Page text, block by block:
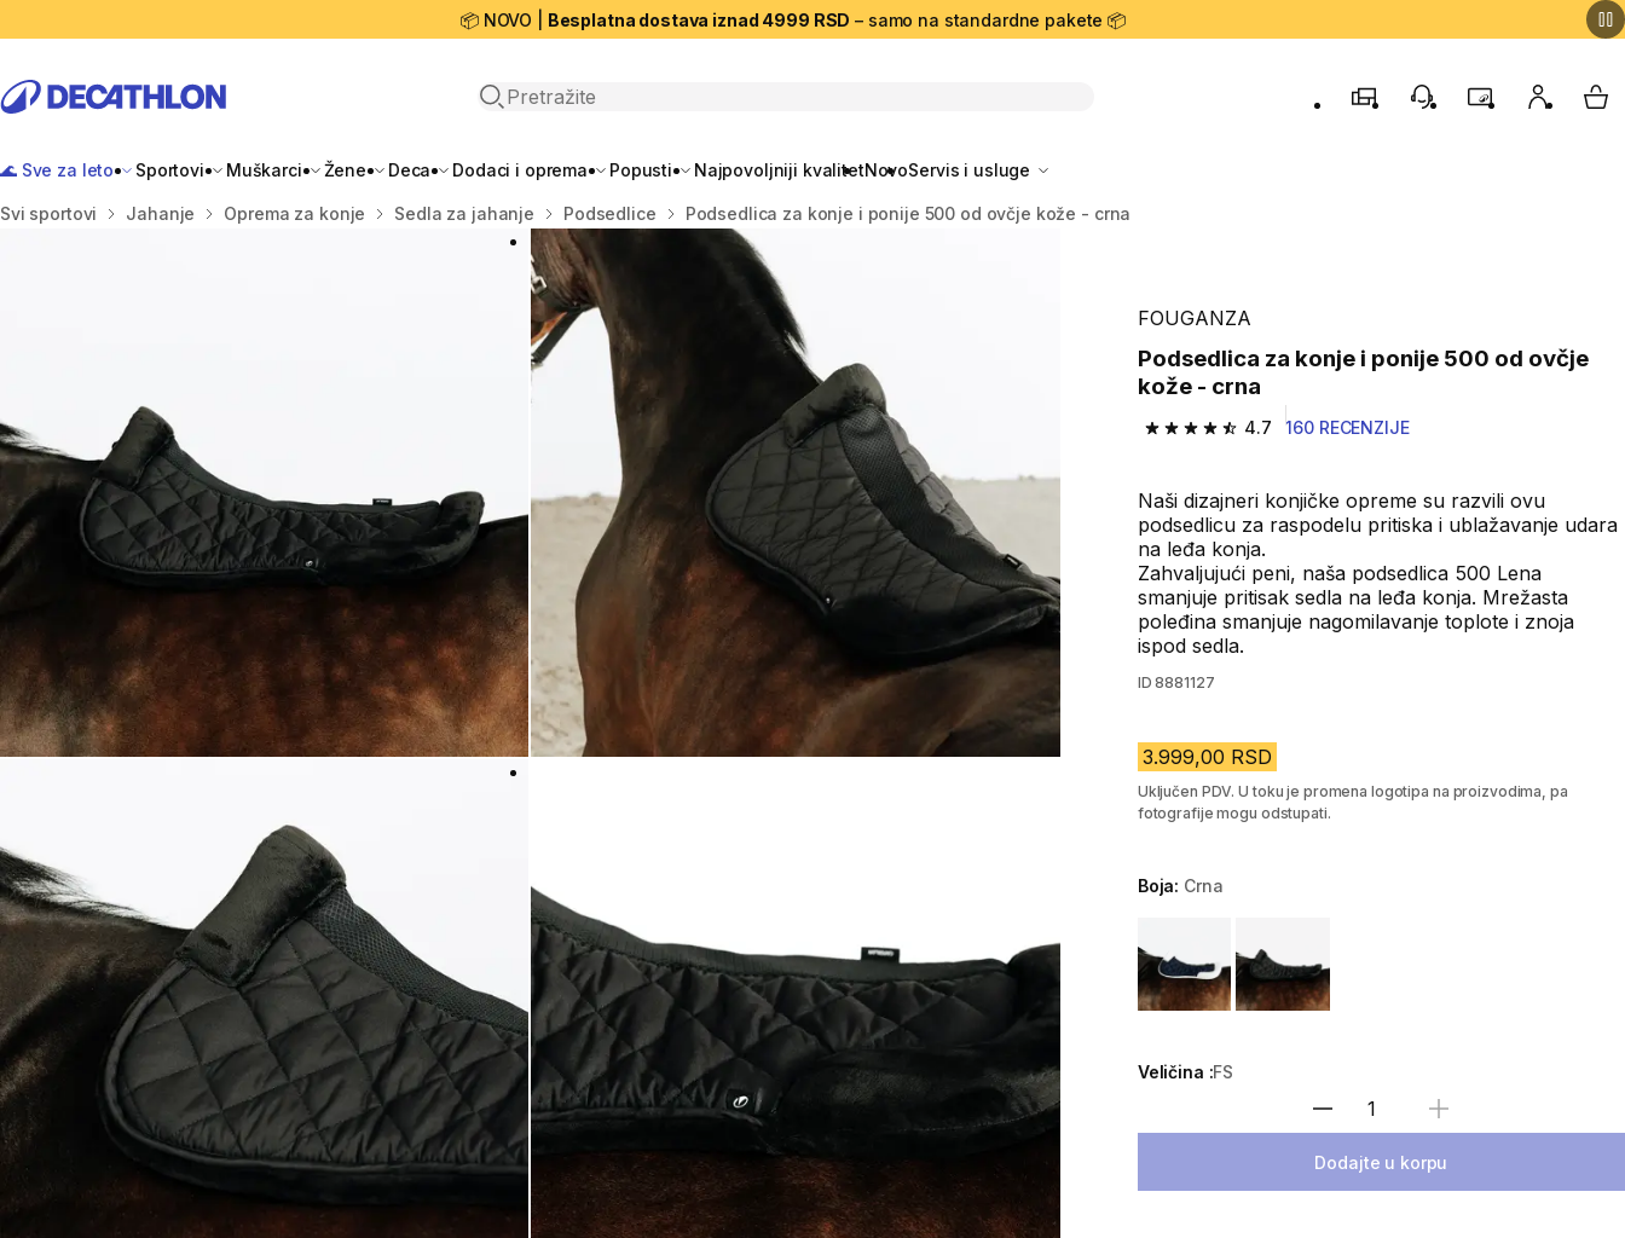
📦 NOVO | Besplatna dostava iznad 4999 RSD – samo na standardne pakete 📦
Open search
ProdavniceKorisnička podrška
ProgramMoj nalogMy
🌊 Sve za leto Sportovi Muškarci Žene Deca Dodaci i oprema Popusti Najpovoljniji kvalitetNovoServis i usluge
Početna stranica
Svi sportovi Jahanje Oprema za konje Sedla za jahanje Podsedlice Podsedlica za konje i ponije 500 od ovčje kože - crna
FOUGANZA
Podsedlica za konje i ponije 500 od ovčje
kože - crna
4.7
4.7 od 5 zvezdica from 160 Recenzije
160 RECENZIJE
Naši dizajneri konjičke opreme su razvili ovu
podsedlicu za raspodelu pritiska i ublažavanje udara
na leđa konja.
Zahvaljujući peni, naša podsedlica 500 Lena
smanjuje pritisak sedla na leđa konja. Mrežasta
poleđina smanjuje nagomilavanje toplote i znoja
ispod sedla.
ID 8881127
3.999,00 RSD
Uključen PDV. U toku je promena logotipa na proizvodima, pa
fotografije mogu odstupati.
Boja: Crna
Veličina :FS
Izaberi količinu
Dodajte u korpu